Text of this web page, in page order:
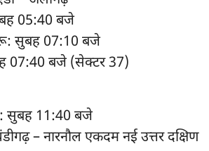
05:40 बजे
सुबह 07:10 बजे
07:40 बजे (सेक्टर 37)
सुबह 11:40 बजे
– नारनौल एकदम नई उत्तर दक्षिण